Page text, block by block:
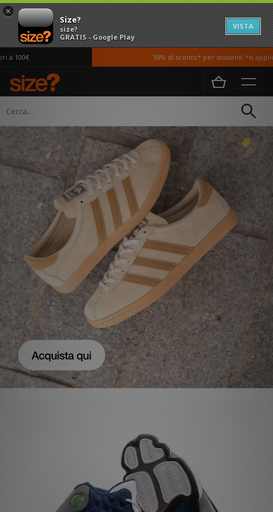
×
Size?
size?
GRATIS - Google Play
VISTA
10% di sconto* per studenti *si applicano T&Ci